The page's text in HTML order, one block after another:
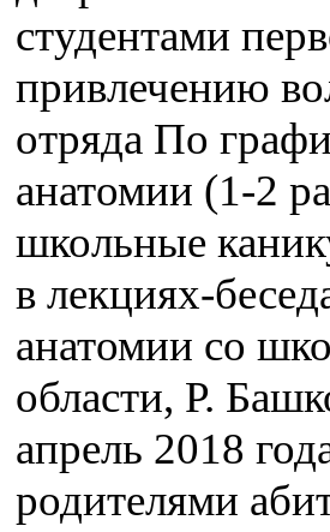
студентами
привлечению
отряда По
анатомии (1-2
школьные
в лекциях-
анатомии со
области, Р.
апрель 2018
родителями